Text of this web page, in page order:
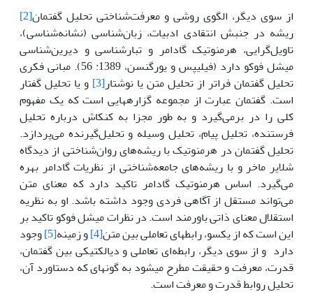
از سوی دیگر، الگوی روشی و معرفت‌شناختی تحلیل گفتمان[2]
ریشه در جنبش انتقادی ادبیات، زبان‌شناسی (نشانه‌شناسی)،
تاویل‌گرایی، هرمنوتیک گادامر و تبارشناسی و دیرین‌شناسی
میشل فوکو دارد (فیلیپس و یورگنسن، 1389: 56). مبانی فکری
تحلیل گفتمان فراتر از تحلیل متن یا نوشتار[3] و یا تحلیل گفتار
است. گفتمان عبارت از مجموعه گزاره­هایی است که یک مفهوم
کلی را در برمی‌گیرد و به طور مجزا به کنکاش درباره تحلیل
فرستنده، تحلیل پیام، تحلیل وسیله و تحلیل‌گیرنده می‌پردازد.
تحلیل گفتمان در هرمنوتیک با ریشه‌های روان‌شناختی از دیدگاه
شلایر ماخر و با ریشه‌های جامعه‌شناختی از نظریات گادامر بهره
می‌گیرد. اساس هرمنوتیک گادامر تاکید دارد که معنای متن
می‌تواند مستقل از آگاهی فردی وجود داشته باشد. او به نظریه
استقلال معنای ذاتی باورمند است. در نظرات میشل فوکو تاکید بر
این است که از یکسو، رابطه­ای تعاملی بین متن[4] و زمینه[5] وجود
دارد و از سوی دیگر، رابطه‌ای تعاملی و دیالکتیکی بین گفتمان،
قدرت، معرفت و حقیقت مطرح می­شود به گونه­ای که دستاورد آن،
تحلیل روابط قدرت و معرفت است.